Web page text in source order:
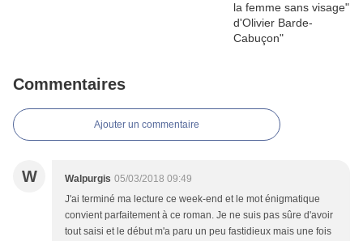
Commentaires
Ajouter un commentaire
W Walpurgis 05/03/2018 09:49
J'ai terminé ma lecture ce week-end et le mot énigmatique
convient parfaitement à ce roman. Je ne suis pas sûre d'avoir
tout saisi et le début m'a paru un peu fastidieux mais une fois